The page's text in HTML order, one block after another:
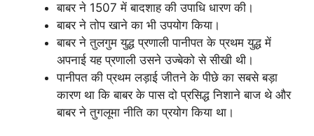
बाबर ने 1507 में बादशाह की उपाधि धारण की।
बाबर ने तोप खाने का भी उपयोग किया।
बाबर ने तुलगुम युद्ध प्रणाली पानीपत के प्रथम युद्ध में
अपनाई यह प्रणाली उसने उज्बेको से सीखी थी।
पानीपत की प्रथम लड़ाई जीतने के पीछे का सबसे बड़ा
कारण था कि बाबर के पास दो प्रसिद्ध निशाने बाज थे और
बाबर ने तुगलूमा नीति का प्रयोग किया था।